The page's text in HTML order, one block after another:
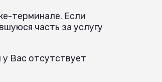
терминале. Если
часть за услугу
Вас отсутствует